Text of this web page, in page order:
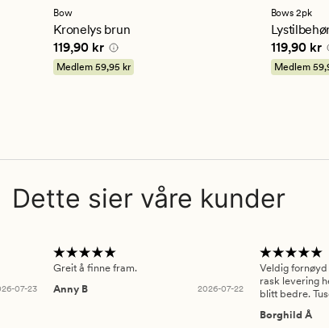
Bow
Kronelys brun
Pris 119,90 kr
119,90 kr
Medlem59,95 kr
Bows 2pk
Pris
119,90 kr
Medlem
Dette sier våre kunder
07-23
Greit å finne fram.
Anny B
2026-07-22
Veldig
rask levering
blitt bedre.
Borghild Å